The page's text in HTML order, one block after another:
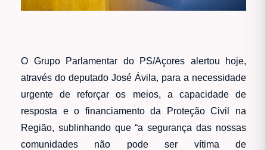
O Grupo Parlamentar do PS/Açores alertou hoje,
através do deputado José Ávila, para a necessidade
urgente de reforçar os meios, a capacidade de
resposta e o financiamento da Proteção Civil na
Região, sublinhando que “a segurança das nossas
comunidades não pode ser vítima de